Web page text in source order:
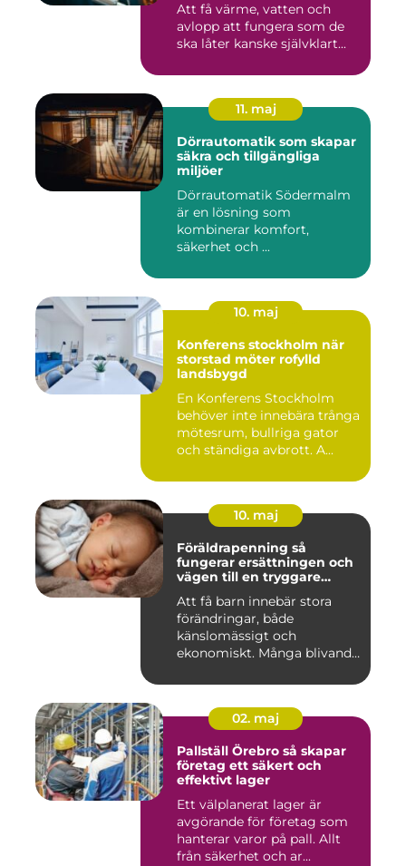
Att få värme, vatten och
avlopp att fungera som de
ska låter kanske självklart...
11. maj
Dörrautomatik som skapar
säkra och tillgängliga
miljöer
Dörrautomatik Södermalm
är en lösning som
kombinerar komfort,
säkerhet och ...
10. maj
Konferens stockholm när
storstad möter rofylld
landsbygd
En Konferens Stockholm
behöver inte innebära trånga
mötesrum, bullriga gator
och ständiga avbrott. A...
10. maj
Föräldrapenning så
fungerar ersättningen och
vägen till en tryggare
Att få barn innebär stora
förändringar, både
känslomässigt och
ekonomiskt. Många blivande
02. maj
Pallställ Örebro så skapar
företag ett säkert och
effektivt lager
Ett välplanerat lager är
avgörande för företag som
hanterar varor på pall. Allt
från säkerhet och ar...